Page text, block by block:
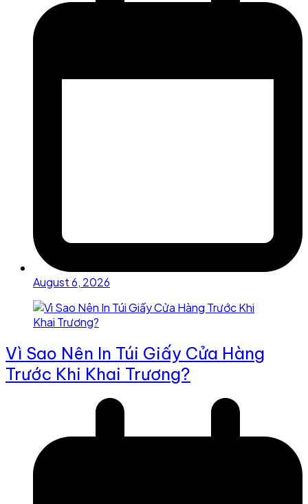
August 6, 2026
Vì Sao Nên In Túi Giấy Cửa Hàng
Trước Khi Khai Trương?